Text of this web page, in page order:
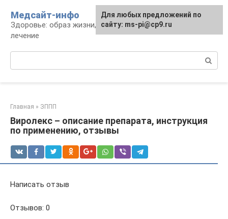
контенту
Медсайт-инфо
Здоровье: образ жизни, профилактика и
лечение
Главная » ЗППП
Виролекс – описание препарата, инструкция
по применению, отзывы
Написать отзыв
Отзывов: 0
Для любых предложений по
сайту: ms-pi@cp9.ru